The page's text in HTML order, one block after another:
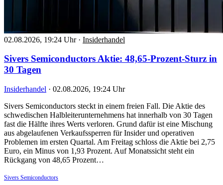
02.08.2026, 19:24 Uhr · Insiderhandel
Sivers Semiconductors Aktie: 48,65-Prozent-Sturz in
30 Tagen
Insiderhandel · 02.08.2026, 19:24 Uhr
Sivers Semiconductors steckt in einem freien Fall. Die Aktie des
schwedischen Halbleiterunternehmens hat innerhalb von 30 Tagen
fast die Hälfte ihres Werts verloren. Grund dafür ist eine Mischung
aus abgelaufenen Verkaufssperren für Insider und operativen
Problemen im ersten Quartal. Am Freitag schloss die Aktie bei 2,75
Euro, ein Minus von 1,93 Prozent. Auf Monatssicht steht ein
Rückgang von 48,65 Prozent…
Sivers Semiconductors